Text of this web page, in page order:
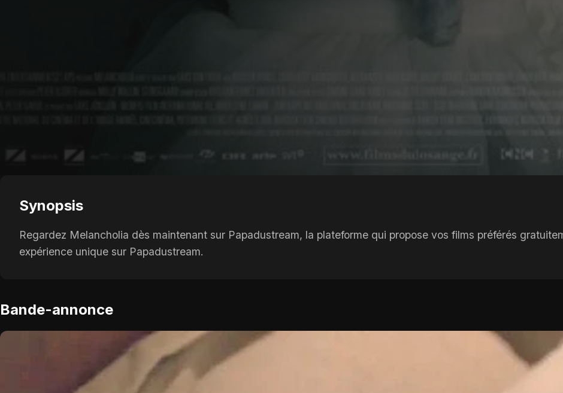
Synopsis
Regardez Melancholia dès maintenant sur Papadustream, la plateforme qui propose vos films préférés
expérience unique sur Papadustream.
Bande-annonce